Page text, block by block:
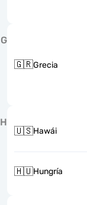
G
🇬🇷Grecia
H
🇺🇸Hawái
🇭🇺Hungría